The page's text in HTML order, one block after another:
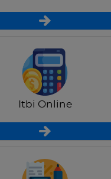
Itbi Online